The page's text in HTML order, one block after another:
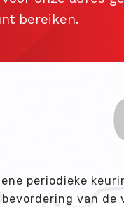
bereiken.
periodieke
van de